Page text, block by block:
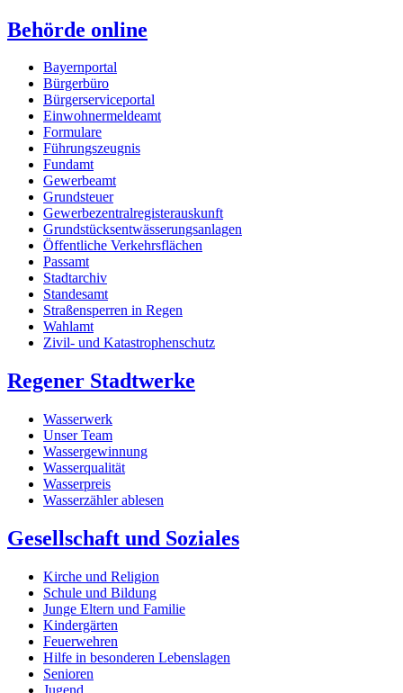
Behörde online
Bayernportal
Bürgerbüro
Bürgerserviceportal
Einwohnermeldeamt
Formulare
Führungszeugnis
Fundamt
Gewerbeamt
Grundsteuer
Gewerbezentralregisterauskunft
Grundstücksentwässerungsanlagen
Öffentliche Verkehrsflächen
Passamt
Stadtarchiv
Standesamt
Straßensperren in Regen
Wahlamt
Zivil- und Katastrophenschutz
Regener Stadtwerke
Wasserwerk
Unser Team
Wassergewinnung
Wasserqualität
Wasserpreis
Wasserzähler ablesen
Gesellschaft und Soziales
Kirche und Religion
Schule und Bildung
Junge Eltern und Familie
Kindergärten
Feuerwehren
Hilfe in besonderen Lebenslagen
Senioren
Jugend